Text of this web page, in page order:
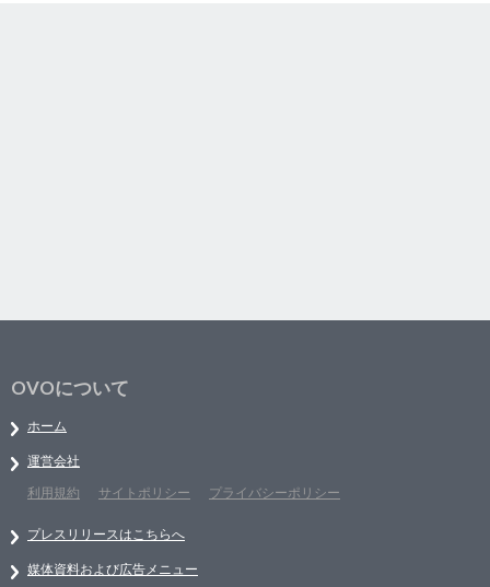
OVOについて
ホーム
運営会社
利用規約
サイトポリシー プライバシーポリシー
プレスリリースはこちらへ
媒体資料および広告メニュー